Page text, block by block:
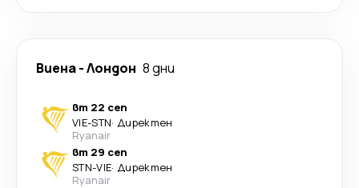
Виена-Лондон 8 дни
вт 22 сеп
VIE-STN· Директен
Ryanair
вт 29 сеп
STN-VIE· Директен
Ryanair